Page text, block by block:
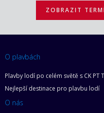
ZOBRAZIT
O plavbách
Plavby lodí po celém světě s CK PT
Nejlepší destinace pro plavbu lodí
O nás